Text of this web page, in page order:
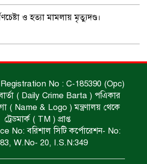
ও হত্যা মামলায় মৃত্যুদণ্ড।
দুর্ঘটনায় বাসচাপায় মৃত্যুর ঘটনা।
অভিযানে ইয়াবা জব্দ।
No : C-185390 (Opc)
( Daily Crime Barta ) পএিকার
( Name & Logo ) মন্ত্রণালয় থেকে
ট্রেডমার্ক ( TM ) প্রাপ্ত
No: বরিশাল সিটি কর্পোরেশন- No:
W.No- 20, I.S.N:349